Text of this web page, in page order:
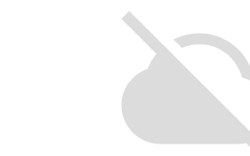
Autoutilitare
Alte tipuri vehicule